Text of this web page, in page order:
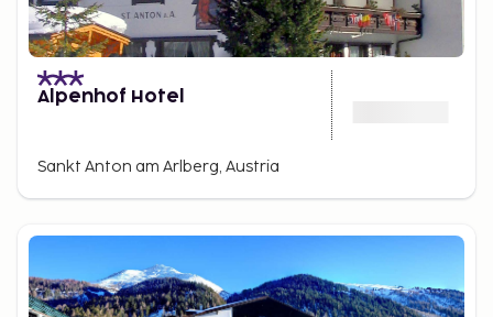
Alpenhof Hotel
Sankt Anton am Arlberg, Austria